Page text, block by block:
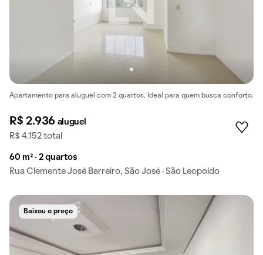
Apartamento para aluguel com 2 quartos. Ideal para quem busca conforto.
R$ 2.936 aluguel
R$ 4.152 total
60 m² · 2 quartos
Rua Clemente José Barreiro, São José · São Leopoldo
Baixou o preço